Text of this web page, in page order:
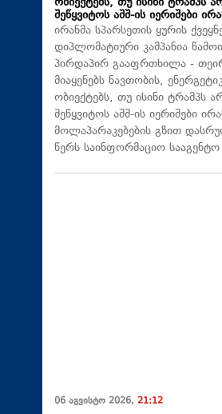
შეწყვიტოს აშშ-ის იერიშები
ირანმა სპარსეთის ყურის
დიპლომატიური კამპანია
პირდაპირ გააფრთხილა -
მიაყენებს ნავთობის,
ობიექტებს, თუ ისინი ტრამპს
შეწყვიტოს აშშ-ის იერიშები
მოლაპარაკებების გზით
წერს საინფორმაციო
06 აგვისტო 2026, 21:12